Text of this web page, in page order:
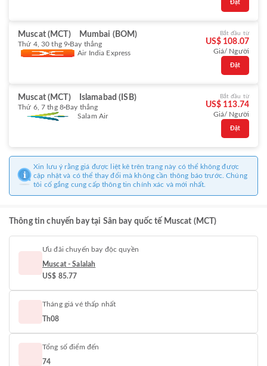
Đặt
Muscat (MCT) Mumbai (BOM)
Thứ 4, 30 thg 9 Bay thẳng
Air India Express
Bắt đầu từ
US$ 108.07
Giá/ Người
Đặt
Muscat (MCT) Islamabad (ISB)
Thứ 6, 7 thg 8 Bay thẳng
Salam Air
Bắt đầu từ
US$ 113.74
Giá/ Người
Đặt
Xin lưu ý rằng giá được liệt kê trên trang này có thể không được
cập nhật và có thể thay đổi mà không cần thông báo trước. Chúng
tôi cố gắng cung cấp thông tin chính xác và mới nhất.
Thông tin chuyến bay tại Sân bay quốc tế Muscat (MCT)
Ưu đãi chuyến bay độc quyền
Muscat - Salalah
US$ 85.77
Tháng giá vé thấp nhất
Th08
Tổng số điểm đến
74